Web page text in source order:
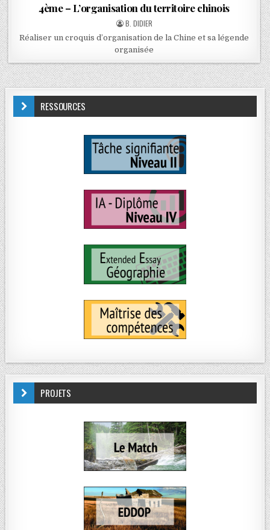
4ème – L’organisation du territoire chinois
B. DIDIER
Réaliser un croquis d’organisation de la Chine et sa légende
organisée
RESSOURCES
PROJETS